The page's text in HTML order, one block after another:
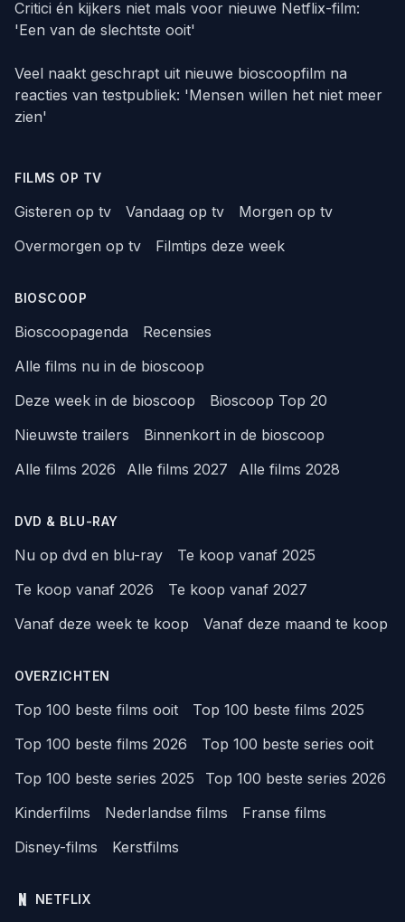
Critici én kijkers niet mals voor nieuwe Netflix-film:
'Een van de slechtste ooit'
Veel naakt geschrapt uit nieuwe bioscoopfilm na
reacties van testpubliek: 'Mensen willen het niet meer
zien'
FILMS OP TV
Gisteren op tv Vandaag op tv
Morgen op tv
Overmorgen op tv
Filmtips deze week
BIOSCOOP
Bioscoopagenda
Recensies
Alle films nu in de bioscoop
Deze week in de bioscoop
Bioscoop Top 20
Nieuwste trailers
Binnenkort in de bioscoop
Alle films 2026
Alle films 2027 Alle films 2028
DVD & BLU-RAY
Nu op dvd en blu-ray
Te koop vanaf 2025
Te koop vanaf 2026
Te koop vanaf 2027
Vanaf deze week te koop
Vanaf deze maand te koop
OVERZICHTEN
Top 100 beste films ooit
Top 100 beste films 2025
Top 100 beste films 2026
Top 100 beste series ooit
Top 100 beste series 2025
Top 100 beste series 2026
Kinderfilms
Nederlandse films
Franse films
Disney-films
Kerstfilms
NETFLIX